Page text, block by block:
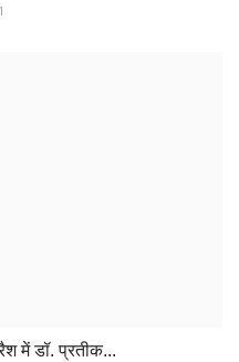
में डॉ. प्रतीक...